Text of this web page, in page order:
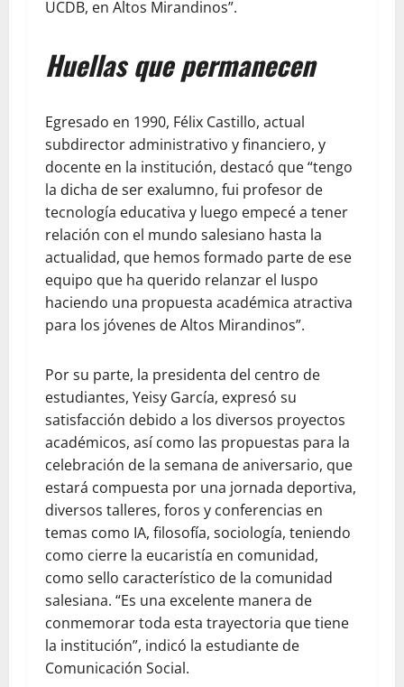
UCDB, en Altos Mirandinos”.
Huellas que permanecen
Egresado en 1990, Félix Castillo, actual
subdirector administrativo y financiero, y
docente en la institución, destacó que “tengo
la dicha de ser exalumno, fui profesor de
tecnología educativa y luego empecé a tener
relación con el mundo salesiano hasta la
actualidad, que hemos formado parte de ese
equipo que ha querido relanzar el Iuspo
haciendo una propuesta académica atractiva
para los jóvenes de Altos Mirandinos”.
Por su parte, la presidenta del centro de
estudiantes, Yeisy García, expresó su
satisfacción debido a los diversos proyectos
académicos, así como las propuestas para la
celebración de la semana de aniversario, que
estará compuesta por una jornada deportiva,
diversos talleres, foros y conferencias en
temas como IA, filosofía, sociología, teniendo
como cierre la eucaristía en comunidad,
como sello característico de la comunidad
salesiana. “Es una excelente manera de
conmemorar toda esta trayectoria que tiene
la institución”, indicó la estudiante de
Comunicación Social.